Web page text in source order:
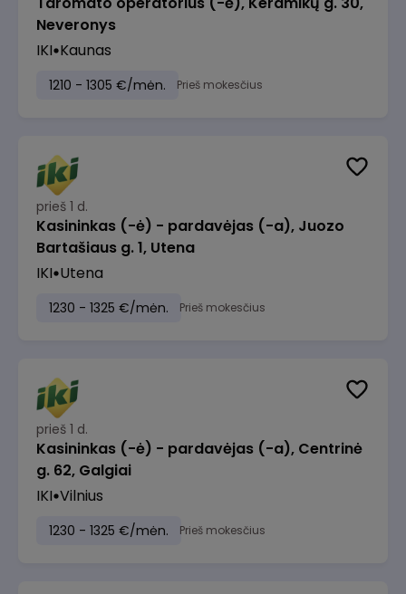
Neveronys
IKI Kaunas
1210 - 1305 €/mėn. Prieš mokesčius
prieš 1 d.
Kasininkas (-ė) - pardavėjas (-a), Juozo
Bartašiaus g. 1, Utena
IKI Utena
1230 - 1325 €/mėn. Prieš mokesčius
prieš 1 d.
Kasininkas (-ė) - pardavėjas (-a), Centrinė
g. 62, Galgiai
IKI Vilnius
1230 - 1325 €/mėn. Prieš mokesčius